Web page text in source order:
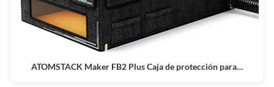
ATOMSTACK Maker FB2 Plus Caja de protección para…